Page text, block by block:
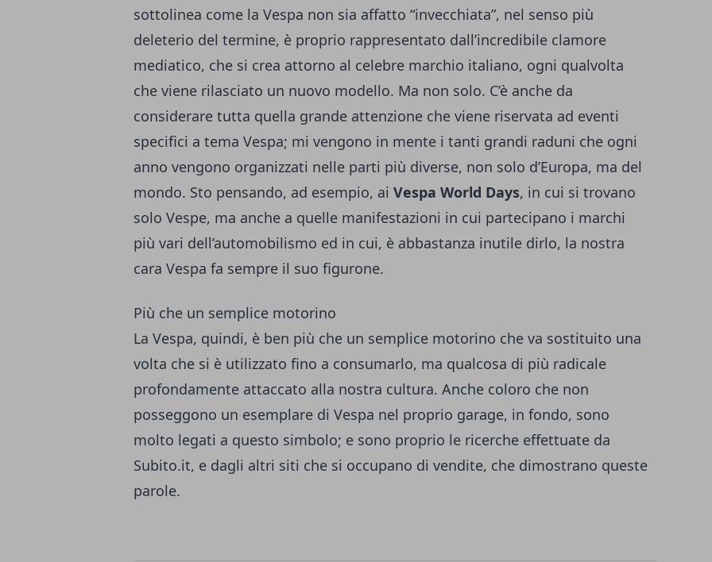
sottolinea come la Vespa non sia affatto “invecchiata”, nel senso più
deleterio del termine, è proprio rappresentato dall’incredibile clamore
mediatico, che si crea attorno al celebre marchio italiano, ogni qualvolta
che viene rilasciato un nuovo modello. Ma non solo. C’è anche da
considerare tutta quella grande attenzione che viene riservata ad eventi
specifici a tema Vespa; mi vengono in mente i tanti grandi raduni che ogni
anno vengono organizzati nelle parti più diverse, non solo d’Europa, ma del
mondo. Sto pensando, ad esempio, ai Vespa World Days, in cui si trovano
solo Vespe, ma anche a quelle manifestazioni in cui partecipano i marchi
più vari dell’automobilismo ed in cui, è abbastanza inutile dirlo, la nostra
cara Vespa fa sempre il suo figurone.
Più che un semplice motorino
La Vespa, quindi, è ben più che un semplice motorino che va sostituito una
volta che si è utilizzato fino a consumarlo, ma qualcosa di più radicale
profondamente attaccato alla nostra cultura. Anche coloro che non
posseggono un esemplare di Vespa nel proprio garage, in fondo, sono
molto legati a questo simbolo; e sono proprio le ricerche effettuate da
Subito.it, e dagli altri siti che si occupano di vendite, che dimostrano queste
parole.